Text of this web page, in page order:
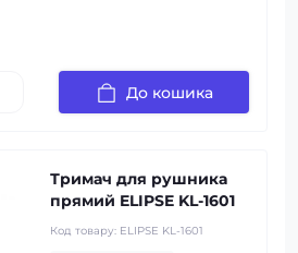
До кошика
Тримач для рушника
прямий ELIPSE KL-1601
Код товару: ELIPSE KL-1601